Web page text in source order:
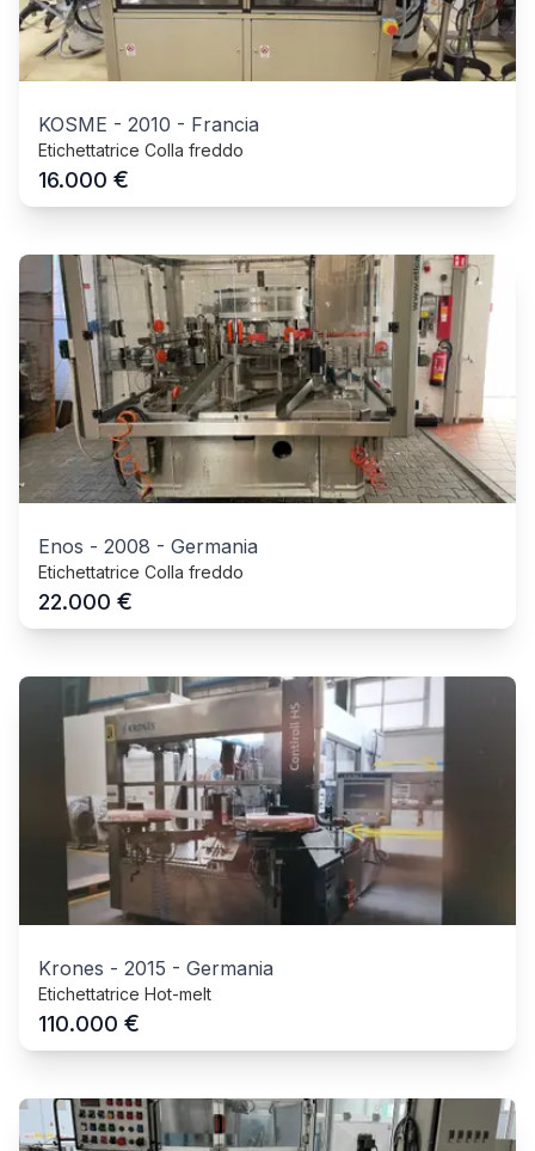
KOSME - 2010 - Francia
Etichettatrice Colla freddo
16.000 €
Enos - 2008 - Germania
Etichettatrice Colla freddo
22.000 €
Krones - 2015 - Germania
Etichettatrice Hot-melt
110.000 €